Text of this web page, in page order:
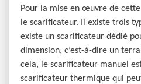
Pour la mise en œuvre de
le scarificateur. Il existe trois
existe un scarificateur dédié
dimension, c’est-à-dire un
cela, le scarificateur manuel
scarificateur thermique qui